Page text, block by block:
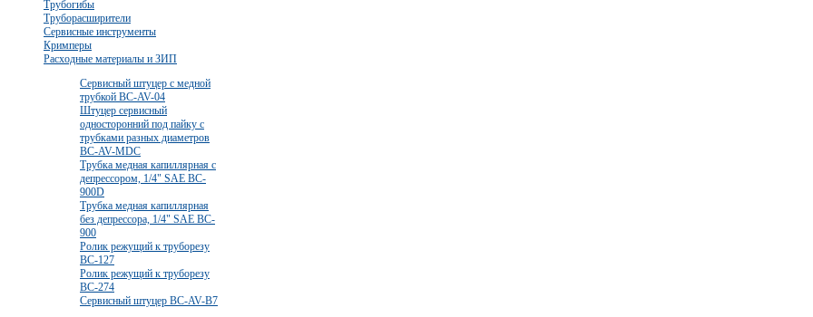
Трубогибы
Труборасширители
Сервисные инструменты
Кримперы
Расходные материалы и ЗИП
Сервисный штуцер с медной
трубкой BC-AV-04
Штуцер сервисный
односторонний под пайку с
трубками разных диаметров
BC-AV-MDC
Трубка медная капиллярная с
депрессором, 1/4" SAE BC-
900D
Трубка медная капиллярная
без депрессора, 1/4" SAE BC-
900
Ролик режущий к труборезу
BC-127
Ролик режущий к труборезу
BC-274
Сервисный штуцер BC-AV-B7